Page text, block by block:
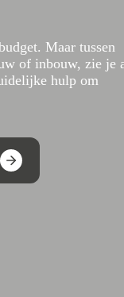
Maar tussen
of inbouw, zie je
hulp om